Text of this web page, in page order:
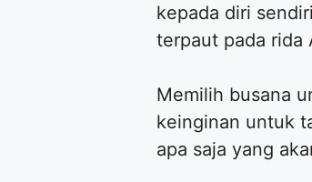
kepada diri
terpaut pada rida
​Memilih busana
keinginan untuk
apa saja yang